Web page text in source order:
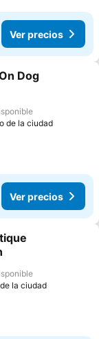
Ver precios
Dog
de la ciudad
Ver precios
la ciudad